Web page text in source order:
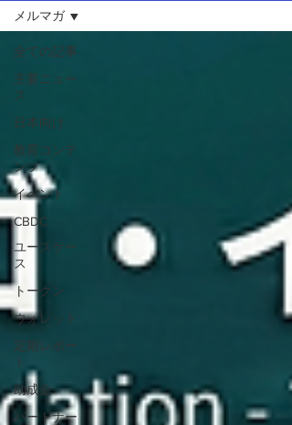
全ての記事
主要ニュー
ス
日本向け
教育コンテ
ンツ
イベント
CBDC
ユースケー
ス
トークン
ウォレット
定期レポー
ト
助成金
パートナー
メルマガ